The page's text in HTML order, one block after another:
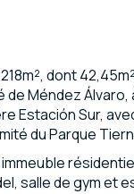
dont
Méndez Álvaro,
Estación Sur,
du Parque
salle de gym et